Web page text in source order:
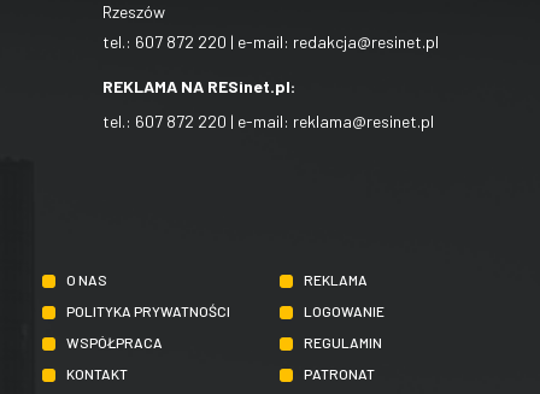
Rzeszów
tel.: 607 872 220 | e-mail: redakcja@resinet.pl
REKLAMA NA RESinet.pl:
tel.: 607 872 220 | e-mail: reklama@resinet.pl
O NAS
REKLAMA
POLITYKA PRYWATNOŚCI
LOGOWANIE
WSPÓŁPRACA
REGULAMIN
KONTAKT
PATRONAT